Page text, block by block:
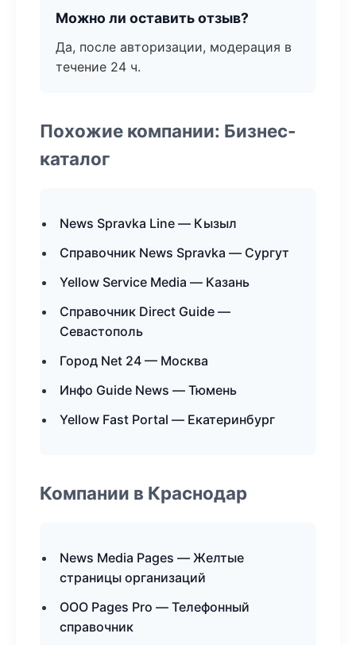
Можно ли оставить отзыв?
Да, после авторизации, модерация в
течение 24 ч.
Похожие компании: Бизнес-
каталог
News Spravka Line — Кызыл
Справочник News Spravka — Сургут
Yellow Service Media — Казань
Справочник Direct Guide —
Севастополь
Город Net 24 — Москва
Инфо Guide News — Тюмень
Yellow Fast Portal — Екатеринбург
Компании в Краснодар
News Media Pages — Желтые
страницы организаций
ООО Pages Pro — Телефонный
справочник